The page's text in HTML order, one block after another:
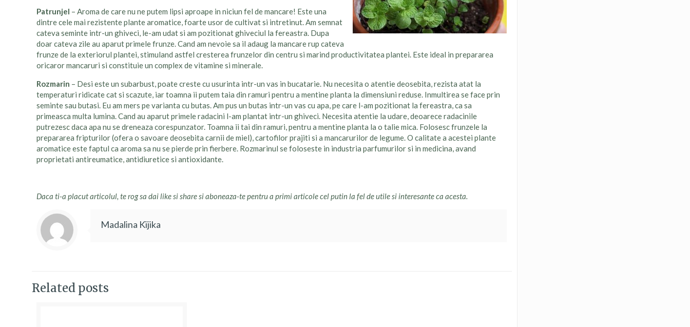
Patrunjel – Aroma de care nu ne putem lipsi aproape in niciun fel de mancare! Este una
dintre cele mai rezistente plante aromatice, foarte usor de cultivat si intretinut. Am semnat
cateva seminte intr-un ghiveci, le-am udat si am pozitionat ghiveciul la fereastra. Dupa
doar cateva zile au aparut primele frunze. Cand am nevoie sa il adaug la mancare rup cateva
frunze de la exteriorul plantei, stimuland astfel cresterea frunzelor din centru si marind productivitatea plantei. Este ideal in prepararea
oricaror mancaruri si constituie un complex de vitamine si minerale.
Rozmarin – Desi este un subarbust, poate creste cu usurinta intr-un vas in bucatarie. Nu necesita o atentie deosebita, rezista atat la
temperaturi ridicate cat si scazute, iar toamna ii putem taia din ramuri pentru a mentine planta la dimensiuni reduse. Inmultirea se face prin
seminte sau butasi. Eu am mers pe varianta cu butas. Am pus un butas intr-un vas cu apa, pe care l-am pozitionat la fereastra, ca sa
primeasca multa lumina. Cand au aparut primele radacini l-am plantat intr-un ghiveci. Necesita atentie la udare, deoarece radacinile
putrezesc daca apa nu se dreneaza corespunzator. Toamna ii tai din ramuri, pentru a mentine planta la o talie mica. Folosesc frunzele la
prepararea fripturilor (ofera o savoare deosebita carnii de miel), cartofilor prajiti si a mancarurilor de legume. O calitate a acestei plante
aromatice este faptul ca aroma sa nu se pierde prin fierbere. Rozmarinul se foloseste in industria parfumurilor si in medicina, avand
proprietati antireumatice, antidiuretice si antioxidante.
Daca ti-a placut articolul, te rog sa dai like si share si aboneaza-te pentru a primi articole cel putin la fel de utile si interesante ca acesta.
Madalina Kijika
Related posts